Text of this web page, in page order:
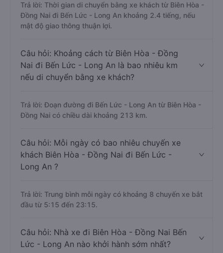
Trả lời: Thời gian di chuyển bằng xe khách từ Biên Hòa -
Đồng Nai đi Bến Lức - Long An khoảng 2.4 tiếng, nếu
mật độ giao thông thuận lợi.
Câu hỏi: Khoảng cách từ Biên Hòa - Đồng
Nai đi Bến Lức - Long An là bao nhiêu km
nếu di chuyển bằng xe khách?
Trả lời: Đoạn đường đi Bến Lức - Long An từ Biên Hòa -
Đồng Nai có chiều dài khoảng 213 km.
Câu hỏi: Mỗi ngày có bao nhiêu chuyến xe
khách Biên Hòa - Đồng Nai đi Bến Lức -
Long An ?
Trả lời: Trung bình mỗi ngày có khoảng 8 chuyến xe bắt
đầu từ 5:15 đến 23:15.
Câu hỏi: Nhà xe đi Biên Hòa - Đồng Nai Bến
Lức - Long An nào khởi hành sớm nhất?